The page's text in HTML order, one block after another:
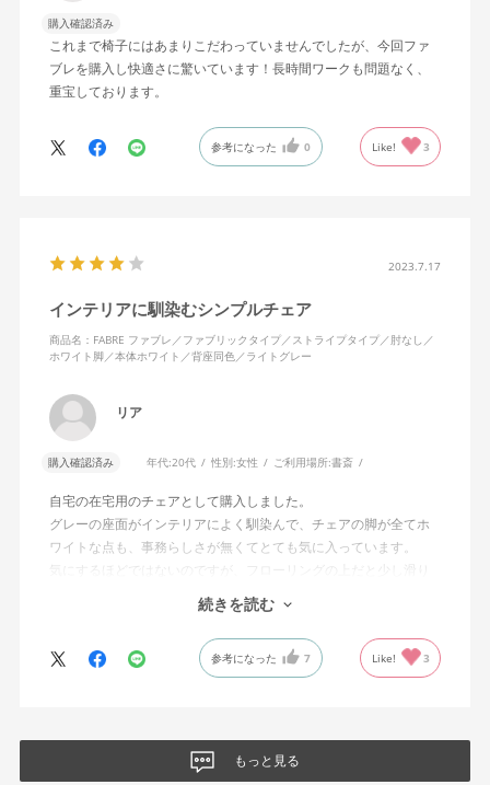
購入確認済み
これまで椅子にはあまりこだわっていませんでしたが、今回ファ
ブレを購入し快適さに驚いています！長時間ワークも問題なく、
重宝しております。
参考になった 0 Like! 3
2023.7.17
インテリアに馴染むシンプルチェア
商品名：FABRE ファブレ／ファブリックタイプ／ストライプタイプ／肘なし／
ホワイト脚／本体ホワイト／背座同色／ライトグレー
リア
購入確認済み 年代:20代 性別:女性 ご利用場所:書斎
自宅の在宅用のチェアとして購入しました。
グレーの座面がインテリアによく馴染んで、チェアの脚が全てホ
ワイトな点も、事務らしさが無くてとても気に入っています。
気にするほどではないのですが、フローリングの上だと少し滑り
が良くないです。カーペットを敷けばいいのですが、少し気にな
全体的にとても満足しています！ありがとうございました。
続きを読む
参考になった 7 Like! 3
もっと見る